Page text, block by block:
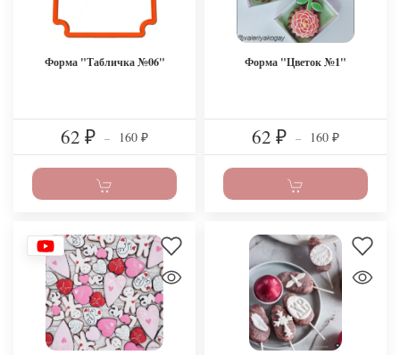
Форма "Табличка №06"
62 ₽ – 160 ₽
Форма "Цветок №1"
62 ₽ – 160 ₽